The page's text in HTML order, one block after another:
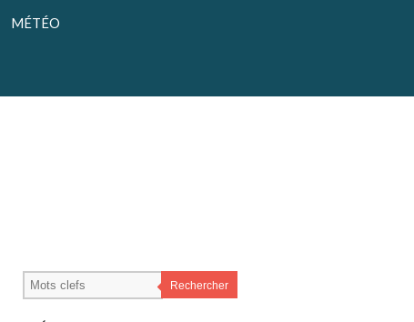
MÉTÉO
Rechercher